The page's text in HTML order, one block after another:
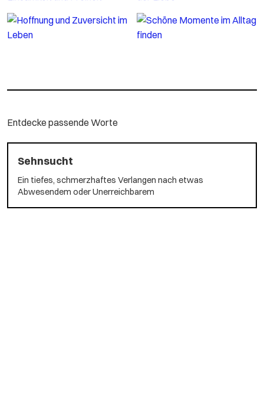
Entdecke passende Worte
Sehnsucht
Ein tiefes, schmerzhaftes Verlangen nach etwas
Abwesendem oder Unerreichbarem